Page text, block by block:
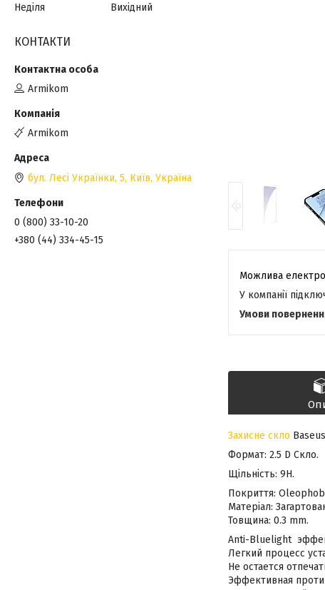
У компанії
Захисне скло
Формат: 2.5 D Скло.
Щільність: 9H.
Покриття:
Матеріал:
Товщина: 0.3 mm.
Anti-Bluelight
Легкий процесс
Не остается
Эффективная
Неділя
Вихідний
КОНТАКТИ
Armikom
Armikom
бул. Лесі Українки, 5, Київ, Україна
0 (800) 33-10-20
+380 (44) 334-45-15